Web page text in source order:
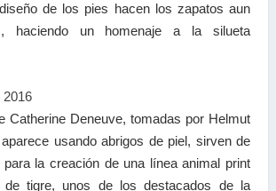
de los pies hacen los zapatos aun
haciendo un homenaje a la silueta
Catherine Deneuve, tomadas por Helmut
usando abrigos de piel, sirven de
para la creación de una línea animal print
de tigre, unos de los destacados de la